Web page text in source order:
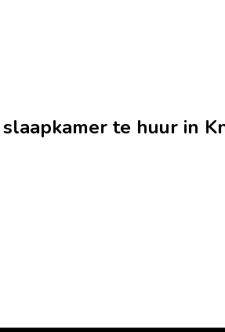
te huur in